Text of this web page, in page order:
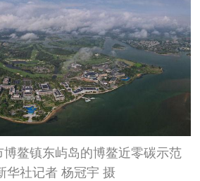
鳌镇东屿岛的博鳌近零碳示范
华社记者 杨冠宇 摄